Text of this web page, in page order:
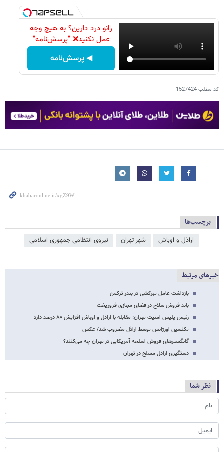
زانو درد دارین؟ به هیچ وجه
عمل نکنید❌ "پرسش‌نامه"
◀ پرسش‌نامه
کد مطلب1527424
برچسب‌ها
اراذل و اوباش شهر تهران نیروی انتظامی جمهوری اسلامی
خبرهای مرتبط
بازداشت عامل تبرکشی در بندر ترکمن
باند فروش سلاح در فضای مجازی فروریخت
رئیس پلیس امنیت تهران: مقابله با اراذل و اوباش افزایش ۸۰ درصد دارد
تکنسین اورژانس توسط اراذل مضروب شد/ عکس
گانگسترهای فروش اسلحه آمریکایی در تهران چه می‌کنند؟
دستگیری اراذل مسلح در تهران
نظر شما